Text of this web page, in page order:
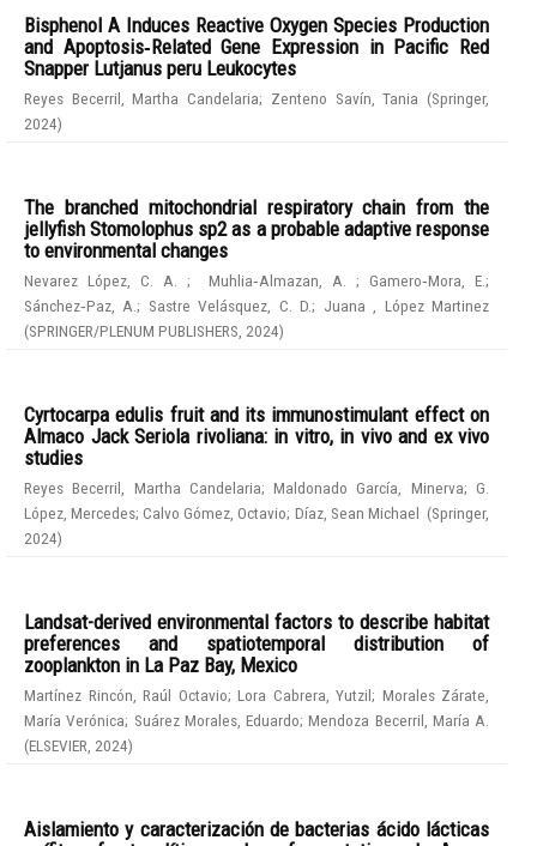
Bisphenol A Induces Reactive Oxygen Species Production
and Apoptosis‑Related Gene Expression in Pacific Red
Snapper Lutjanus peru Leukocytes
Reyes Becerril, Martha Candelaria; Zenteno Savín, Tania (Springer,
2024)
The branched mitochondrial respiratory chain from the
jellyfish Stomolophus sp2 as a probable adaptive response
to environmental changes
Nevarez López, C. A. ; Muhlia‑Almazan, A.;Gamero‑Mora, E.;
Sánchez‑Paz, A.; Sastre Velásquez, C. D.; Juana , López Martinez
(SPRINGER/PLENUM PUBLISHERS 2024)
Cyrtocarpa edulis fruit and its immunostimulant effect on
Almaco Jack Seriola rivoliana: in vitro, in vivo and ex vivo
studies
Reyes Becerril, Martha Candelaria;Maldonado García, Minerva;G.
López, Mercedes;Calvo Gómez, Octavio; Díaz, Sean Michael (Springer,
2024)
Landsat-derived environmental factors to describe habitat
preferences and spatiotemporal distribution of
zooplankton in La Paz Bay, Mexico
Martínez Rincón, Raúl Octavio; Lora Cabrera, Yutzil; Morales Zárate,
María Verónica; Suárez Morales, Eduardo;Mendoza Becerril, María A.
(ELSEVIER 2024)
Aislamiento y caracterización de bacterias ácido lácticas